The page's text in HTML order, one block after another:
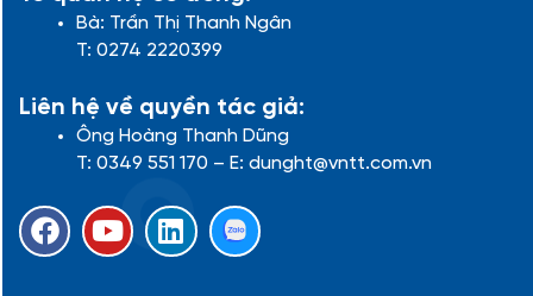
Bà: Trần Thị Thanh Ngân
T: 0274 2220399
Liên hệ về quyền tác giả:
Ông Hoàng Thanh Dũng
T: 0349 551 170 – E: dunght@vntt.com.vn
F
a
Y
o
L
i